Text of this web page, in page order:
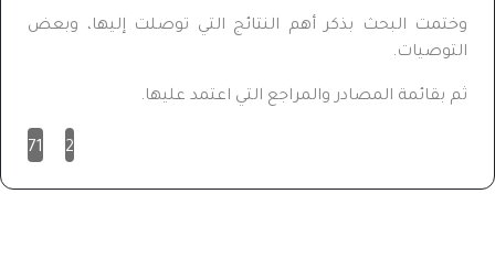
وختمت البحث بذكر أهم النتائج التي توصلت إليها، وبعض
التوصيات.
ثم بقائمة المصادر والمراجع التي اعتمد عليها.
2
71